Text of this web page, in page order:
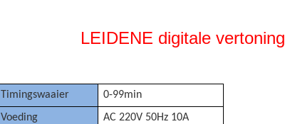
LEIDENE digitale vertoning
Timingswaaier
0-99min
Voeding
AC 220V 50Hz 10A